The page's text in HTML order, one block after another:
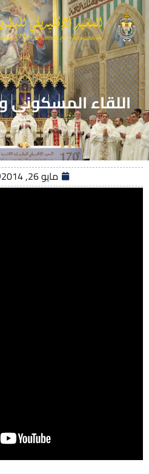
اللقاء المسكوني
مايو 26, 2014